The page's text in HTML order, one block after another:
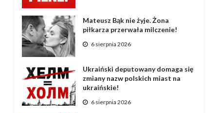
Mateusz Bąk nie żyje. Żona
piłkarza przerwała milczenie!
6 sierpnia 2026
Ukraiński deputowany domaga się
zmiany nazw polskich miast na
ukraińskie!
6 sierpnia 2026